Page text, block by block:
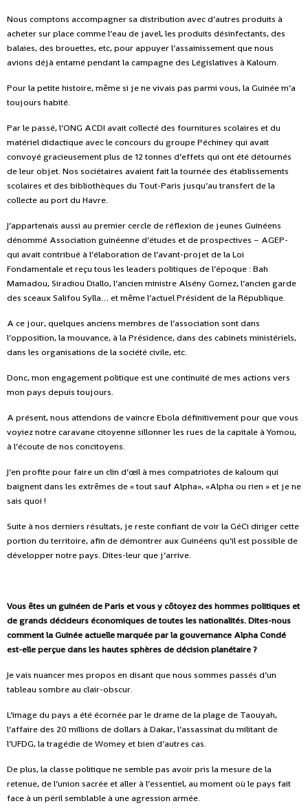
Nous comptons accompagner sa distribution avec d’autres produits à
acheter sur place comme l’eau de javel, les produits désinfectants, des
balaies, des brouettes, etc, pour appuyer l’assainissement que nous
avions déjà entamé pendant la campagne des Législatives à Kaloum.
Pour la petite histoire, même si je ne vivais pas parmi vous, la Guinée m’a
toujours habité.
Par le passé, l’ONG ACDI avait collecté des fournitures scolaires et du
matériel didactique avec le concours du groupe Péchiney qui avait
convoyé gracieusement plus de 12 tonnes d’effets qui ont été détournés
de leur objet. Nos sociétaires avaient fait la tournée des établissements
scolaires et des bibliothèques du Tout-Paris jusqu’au transfert de la
collecte au port du Havre.
J’appartenais aussi au premier cercle de réflexion de jeunes Guinéens
dénommé Association guinéenne d’études et de prospectives – AGEP-
qui avait contribué à l’élaboration de l’avant-projet de la Loi
Fondamentale et reçu tous les leaders politiques de l’époque : Bah
Mamadou, Siradiou Diallo, l’ancien ministre Alsény Gomez, l’ancien garde
des sceaux Salifou Sylla… et même l’actuel Président de la République.
A ce jour, quelques anciens membres de l’association sont dans
l’opposition, la mouvance, à la Présidence, dans des cabinets ministériels,
dans les organisations de la société civile, etc.
Donc, mon engagement politique est une continuité de mes actions vers
mon pays depuis toujours.
A présent, nous attendons de vaincre Ebola définitivement pour que vous
voyiez notre caravane citoyenne sillonner les rues de la capitale à Yomou,
à l’écoute de nos concitoyens.
J’en profite pour faire un clin d’œil à mes compatriotes de kaloum qui
baignent dans les extrêmes de « tout sauf Alpha», «Alpha ou rien » et je ne
sais quoi !
Suite à nos derniers résultats, je reste confiant de voir la GéCi diriger cette
portion du territoire, afin de démontrer aux Guinéens qu’il est possible de
développer notre pays. Dites-leur que j’arrive.
Vous êtes un guinéen de Paris et vous y côtoyez des hommes politiques et
de grands décideurs économiques de toutes les nationalités. Dites-nous
comment la Guinée actuelle marquée par la gouvernance Alpha Condé
est-elle perçue dans les hautes sphères de décision planétaire ?
Je vais nuancer mes propos en disant que nous sommes passés d’un
tableau sombre au clair-obscur.
L’image du pays a été écornée par le drame de la plage de Taouyah,
l’affaire des 20 millions de dollars à Dakar, l’assassinat du militant de
l’UFDG, la tragédie de Womey et bien d’autres cas.
De plus, la classe politique ne semble pas avoir pris la mesure de la
retenue, de l’union sacrée et aller à l’essentiel, au moment où le pays fait
face à un péril semblable à une agression armée.